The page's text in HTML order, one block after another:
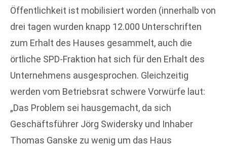
Öffentlichkeit ist mobilisiert worden (innerhalb von
drei tagen wurden knapp 12.000 Unterschriften
zum Erhalt des Hauses gesammelt, auch die
örtliche SPD-Fraktion hat sich für den Erhalt des
Unternehmens ausgesprochen. Gleichzeitig
werden vom Betriebsrat schwere Vorwürfe laut:
„Das Problem sei hausgemacht, da sich
Geschäftsführer Jörg Swidersky und Inhaber
Thomas Ganske zu wenig um das Haus